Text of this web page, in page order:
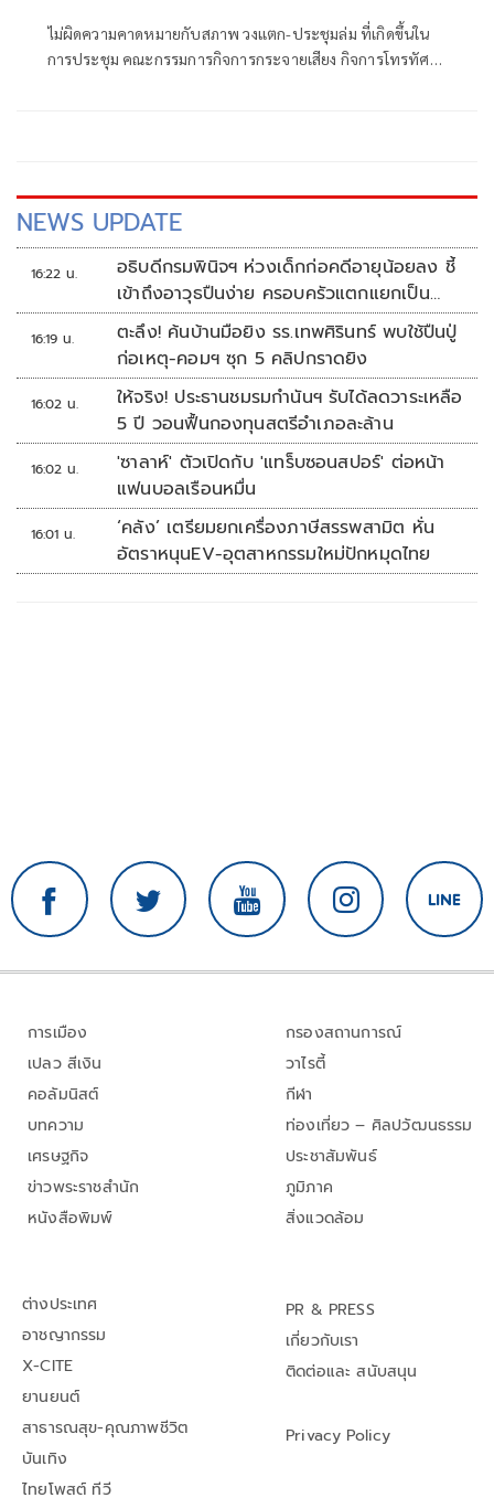
ไม่ผิดความคาดหมายกับสภาพ วงแตก-ประชุมล่ม ที่เกิดขึ้นใน
การประชุม คณะกรรมการกิจการกระจายเสียง กิจการโทรทัศน์
NEWS UPDATE
16:22 น.
อธิบดีกรมพินิจฯ ห่วงเด็กก่อคดีอายุน้อยลง ชี้
เข้าถึงอาวุธปืนง่าย ครอบครัวแตกแยกเป็น
ชนวนสำคัญ
16:19 น.
ตะลึง! ค้นบ้านมือยิง รร.เทพศิรินทร์ พบใช้ปืนปู่
ก่อเหตุ-คอมฯ ซุก 5 คลิปกราดยิง
16:02 น.
ให้จริง! ประธานชมรมกำนันฯ รับได้ลดวาระเหลือ
5 ปี วอนฟื้นกองทุนสตรีอำเภอละล้าน
16:02 น.
'ซาลาห์' ตัวเปิดกับ 'แทร็บซอนสปอร์' ต่อหน้า
แฟนบอลเรือนหมื่น
16:01 น.
‘คลัง’ เตรียมยกเครื่องภาษีสรรพสามิต หั่น
อัตราหนุนEV-อุตสาหกรรมใหม่ปักหมุดไทย
การเมือง
เปลว สีเงิน
คอลัมนิสต์
บทความ
เศรษฐกิจ
ข่าวพระราชสำนัก
หนังสือพิมพ์
กรองสถานการณ์
วาไรตี้
กีฬา
ท่องเที่ยว – ศิลปวัฒนธรรม
ประชาสัมพันธ์
ภูมิภาค
สิ่งแวดล้อม
ต่างประเทศ
อาชญากรรม
X-CITE
ยานยนต์
สาธารณสุข-คุณภาพชีวิต
บันเทิง
ไทยโพสต์ ทีวี
PR & PRESS
เกี่ยวกับเรา
ติดต่อและ สนับสนุน
Privacy Policy